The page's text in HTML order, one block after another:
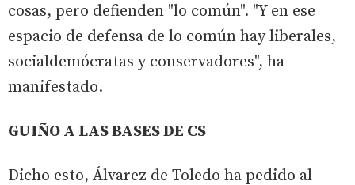
cosas, pero defienden "lo común". "Y en ese
espacio de defensa de lo común hay liberales,
socialdemócratas y conservadores", ha
manifestado.
GUIÑO A LAS BASES DE CS
Dicho esto, Álvarez de Toledo ha pedido al